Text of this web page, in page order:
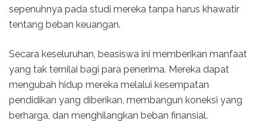
sepenuhnya pada studi mereka tanpa harus khawatir
tentang beban keuangan.
Secara keseluruhan, beasiswa ini memberikan manfaat
yang tak ternilai bagi para penerima. Mereka dapat
mengubah hidup mereka melalui kesempatan
pendidikan yang diberikan, membangun koneksi yang
berharga, dan menghilangkan beban finansial.